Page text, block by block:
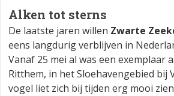
Alken tot sterns
De laatste jaren willen Zwarte
eens langdurig verblijven in
Vanaf 25 mei al was een exemplaar
Ritthem, in het Sloehavengebied bij
vogel liet zich bij tijden erg mooi